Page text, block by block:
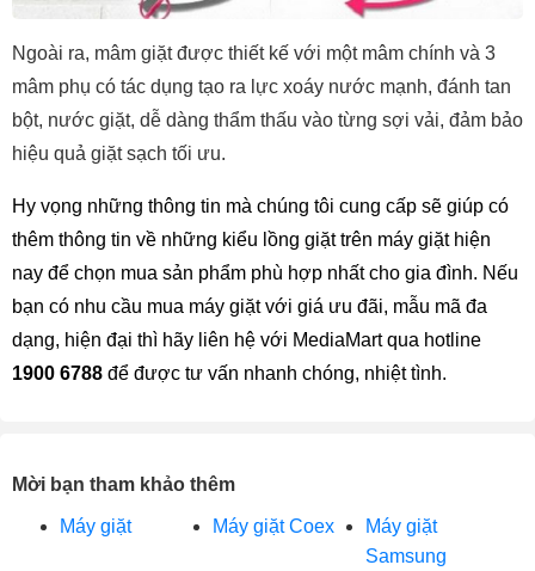
Ngoài ra, mâm giặt được thiết kế với một mâm chính và 3
mâm phụ có tác dụng tạo ra lực xoáy nước mạnh, đánh tan
bột, nước giặt, dễ dàng thẩm thấu vào từng sợi vải, đảm bảo
hiệu quả giặt sạch tối ưu.
Hy vọng những thông tin mà chúng tôi cung cấp sẽ giúp có
thêm thông tin về những kiểu lồng giặt trên máy giặt hiện
nay để chọn mua sản phẩm phù hợp nhất cho gia đình. Nếu
bạn có nhu cầu mua máy giặt với giá ưu đãi, mẫu mã đa
1900 6788 để được tư vấn nhanh chóng, nhiệt tình.
Mời bạn tham khảo thêm
Máy giặt Máy giặt Coex
Máy giặt
Samsung